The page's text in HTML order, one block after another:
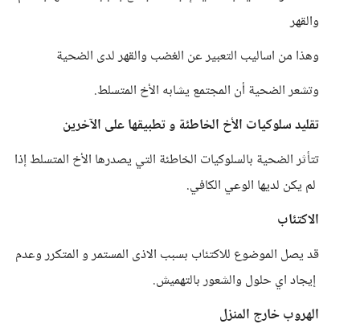
والقهر
وهذا من اساليب التعبير عن الغضب والقهر لدى الضحية
وتشعر الضحية أن المجتمع يشابه الأخ المتسلط.
تقليد سلوكيات الأخ الخاطئة و تطبيقها على الآخرين
تتأثر الضحية بالسلوكيات الخاطئة التي يصدرها الأخ المتسلط إذا
لم يكن لديها الوعي الكافي.
الاكتئاب
قد يصل الموضوع للاكتئاب بسبب الاذى المستمر و المتكرر وعدم
إيجاد اي حلول والشعور بالتهميش.
الهروب خارج المنزل